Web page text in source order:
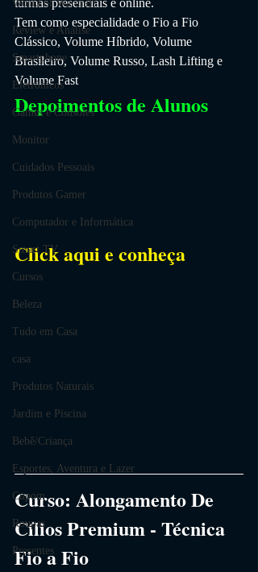
World of Warcraft
Review e Análise
Smartphone
Eletrônicos
Games e Consoles
Monitor
Cuidados Pessoais
Produtos Gamer
Computador e Informática
Smart TV
Cursos
Beleza
Tudo em Casa
casa
Produtos Naturais
Jardim e Piscina
Bebê/Criança
Esportes, Aventura e Lazer
Cupom
Roupas
Presentes
turmas presenciais e online.
Tem como especialidade o Fio a Fio
Clássico, Volume Híbrido, Volume
Brasileiro, Volume Russo, Lash Lifting e
Volume Fast
Depoimentos de Alunos
Click aqui e conheça
Curso: Alongamento De
Cílios Premium - Técnica
Fio a Fio